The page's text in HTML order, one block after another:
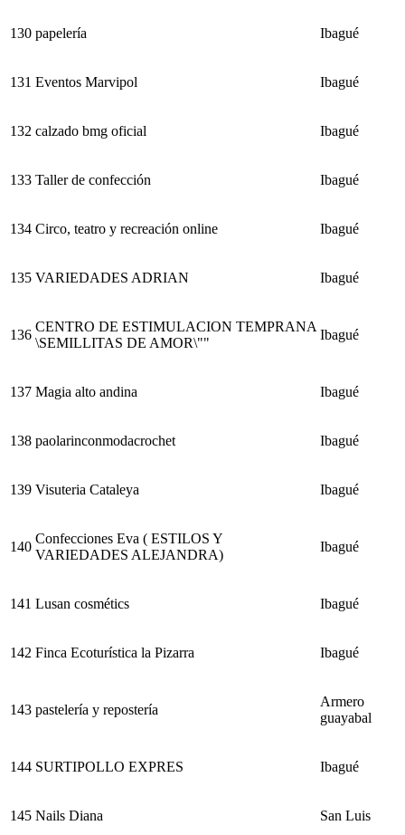
130 papelería Ibagué
131 Eventos Marvipol Ibagué
132 calzado bmg oficial Ibagué
133 Taller de confección Ibagué
134 Circo, teatro y recreación online Ibagué
135 VARIEDADES ADRIAN Ibagué
136
CENTRO DE ESTIMULACION TEMPRANA
\SEMILLITAS DE AMOR\""
Ibagué
137 Magia alto andina Ibagué
138 paolarinconmodacrochet Ibagué
139 Visuteria Cataleya Ibagué
140
Confecciones Eva ( ESTILOS Y
VARIEDADES ALEJANDRA)
Ibagué
141 Lusan cosmétics Ibagué
142 Finca Ecoturística la Pizarra Ibagué
143 pastelería y repostería
Armero
guayabal
144 SURTIPOLLO EXPRES Ibagué
145 Nails Diana San Luis